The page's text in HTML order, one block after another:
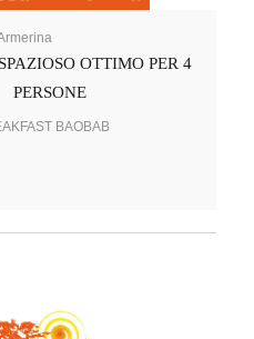
OTTIMO PER 4
PERSONE
BAOBAB